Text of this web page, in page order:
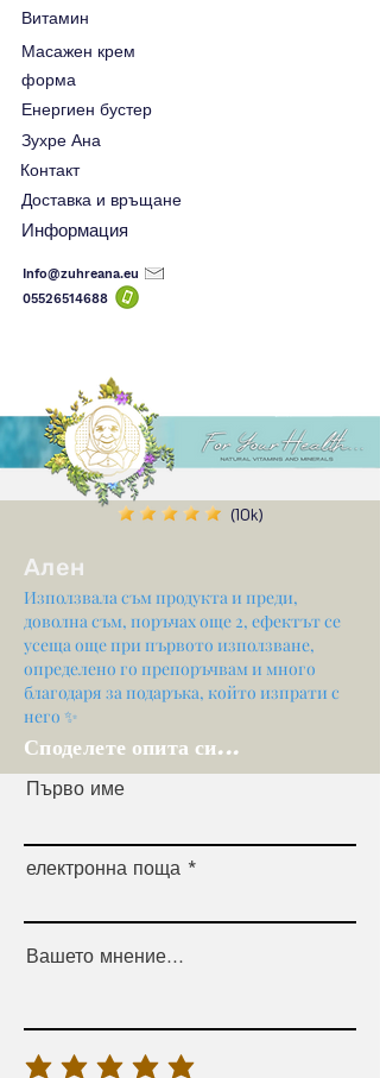
Витамин
Масажен крем
форма
Енергиен бустер
Зухре Ана
Контакт
Доставка и връщане
Информация
Info@zuhreana.eu
05526514688
Ален
Използвала съм продукта и преди,
доволна съм, поръчах още 2, ефектът се
усеща още при първото използване,
определено го препоръчвам и много
благодаря за подаръка, който изпрати с
него ✨
(10k)
Споделете опита си...
Първо име
електронна поща
Вашето мнение...